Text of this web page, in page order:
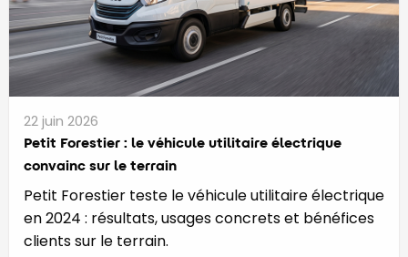
22 juin 2026
Petit Forestier : le véhicule utilitaire électrique
convainc sur le terrain
Petit Forestier teste le véhicule utilitaire électrique
en 2024 : résultats, usages concrets et bénéfices
clients sur le terrain.